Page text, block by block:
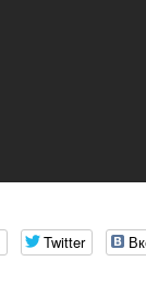
Twitter